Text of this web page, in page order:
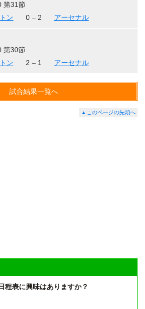
第31節
ン
0 – 2 アーセナル
第30節
ン
2 – 1 アーセナル
試合結果一覧へ
▲このページの先頭へ
程表に興味はありますか？